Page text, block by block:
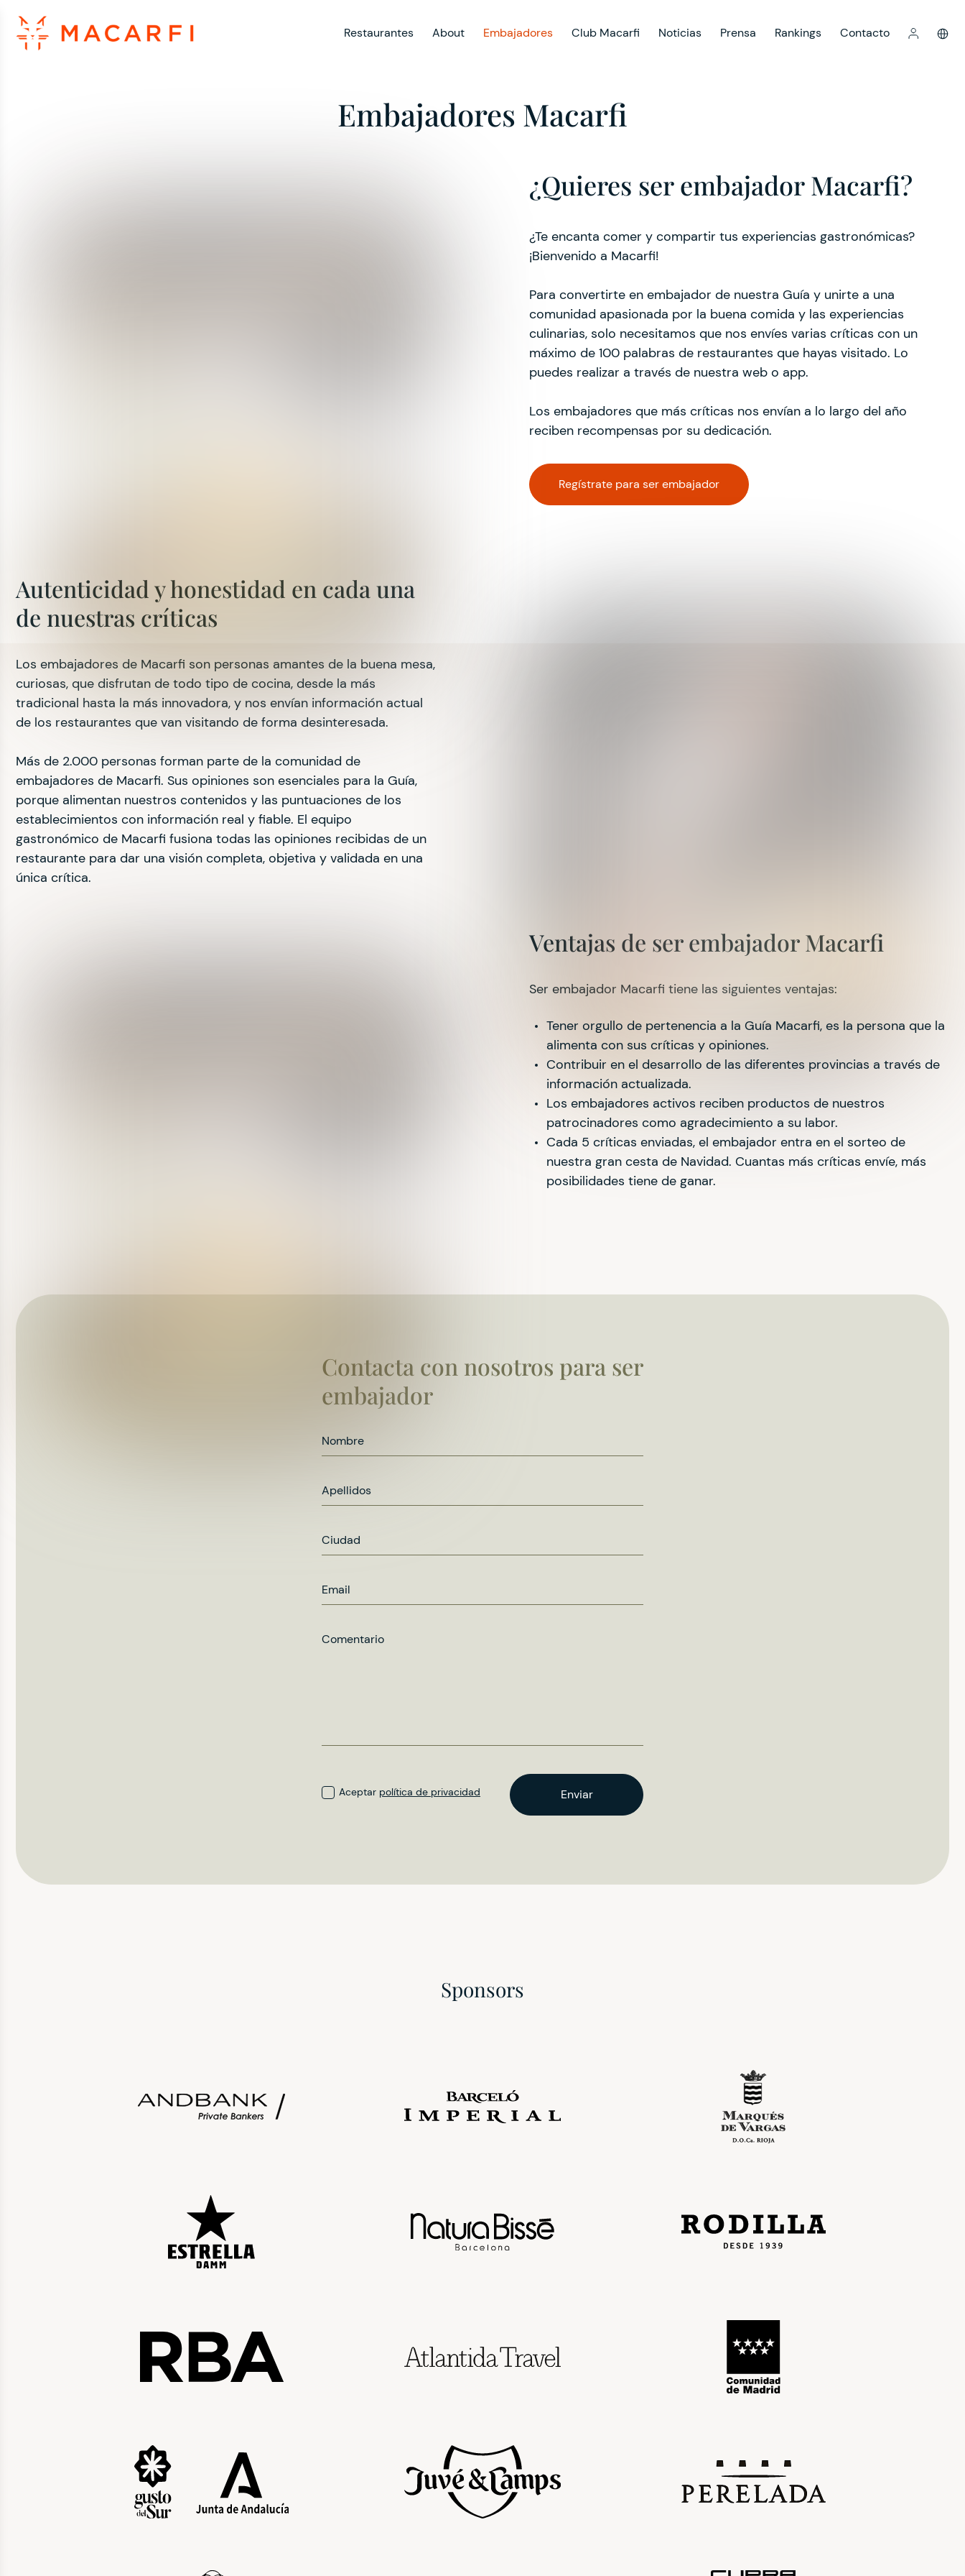
Restaurantes About Embajadores Club Macarfi Noticias Prensa Rankings Contacto
Embajadores Macarfi
¿Quieres ser embajador Macarfi?
¿Te encanta comer y compartir tus experiencias gastronómicas?
¡Bienvenido a Macarfi!
Para convertirte en embajador de nuestra Guía y unirte a una
comunidad apasionada por la buena comida y las experiencias
culinarias, solo necesitamos que nos envíes varias críticas con un
máximo de 100 palabras de restaurantes que hayas visitado. Lo
puedes realizar a través de nuestra web o app.
Los embajadores que más críticas nos envían a lo largo del año
reciben recompensas por su dedicación.
Regístrate para ser embajador
Autenticidad y honestidad en cada una
de nuestras críticas
Los embajadores de Macarfi son personas amantes de la buena mesa,
curiosas, que disfrutan de todo tipo de cocina, desde la más
tradicional hasta la más innovadora, y nos envían información actual
de los restaurantes que van visitando de forma desinteresada.
Más de 2.000 personas forman parte de la comunidad de
embajadores de Macarfi. Sus opiniones son esenciales para la Guía,
porque alimentan nuestros contenidos y las puntuaciones de los
establecimientos con información real y fiable. El equipo
gastronómico de Macarfi fusiona todas las opiniones recibidas de un
restaurante para dar una visión completa, objetiva y validada en una
única crítica.
Ventajas de ser embajador Macarfi
Ser embajador Macarfi tiene las siguientes ventajas:
Tener orgullo de pertenencia a la Guía Macarfi, es la persona que la
alimenta con sus críticas y opiniones.
Contribuir en el desarrollo de las diferentes provincias a través de
información actualizada.
Los embajadores activos reciben productos de nuestros
patrocinadores como agradecimiento a su labor.
Cada 5 críticas enviadas, el embajador entra en el sorteo de
nuestra gran cesta de Navidad. Cuantas más críticas envíe, más
posibilidades tiene de ganar.
Contacta con nosotros para ser
embajador
Nombre
Apellidos
Ciudad
Email
Comentario
Aceptar política de privacidad Enviar
Sponsors